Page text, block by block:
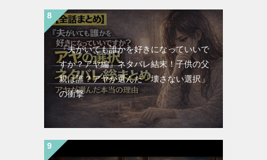
『夫がいても誰かを好きになっていいで
すか？アヤ編』ネタバレ結末！子供の父
親は誰？アヤが選んだ「壊さない選択」
の衝撃